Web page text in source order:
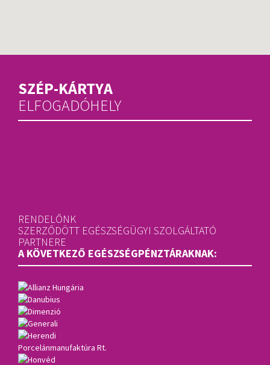
SZÉP-KÁRTYA
ELFOGADÓHELY
RENDELŐNK
SZERZŐDÖTT EGÉSZSÉGÜGYI SZOLGÁLTATÓ
PARTNERE
A KÖVETKEZŐ EGÉSZSÉGPÉNZTÁRAKNAK: